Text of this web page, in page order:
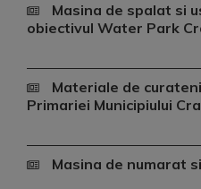
Masina de spalat si
obiectivul Water Park
Materiale de
Primariei Municipiului
Masina de numarat